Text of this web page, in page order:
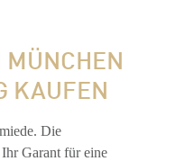
KAUFEN
Die
Garant für eine